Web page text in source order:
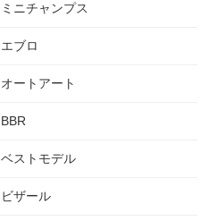
ミニチャンプス
エブロ
オートアート
BBR
ベストモデル
ビザール